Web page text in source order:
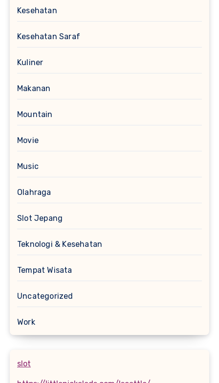
Kesehatan
Kesehatan Saraf
Kuliner
Makanan
Mountain
Movie
Music
Olahraga
Slot Jepang
Teknologi & Kesehatan
Tempat Wisata
Uncategorized
Work
slot